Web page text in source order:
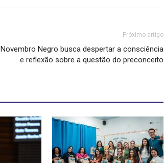
Próximo artigo
Novembro Negro busca despertar a consciência
e reflexão sobre a questão do preconceito